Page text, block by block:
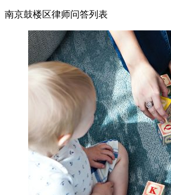
南京鼓楼区律师问答列表